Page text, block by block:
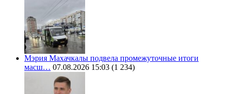
Мэрия Махачкалы подвела промежуточные итоги
масш… 07.08.2026 15:03 (1 234)